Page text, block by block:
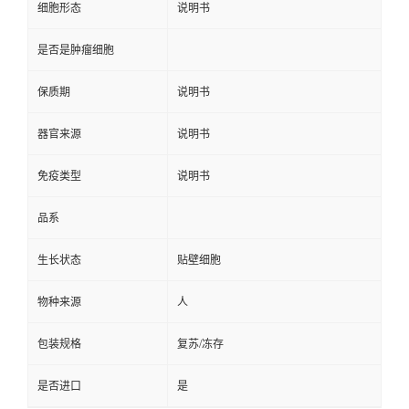
细胞形态 说明书
是否是肿瘤细胞
保质期 说明书
器官来源 说明书
免疫类型 说明书
品系
生长状态 贴壁细胞
物种来源 人
包装规格 复苏/冻存
是否进口 是